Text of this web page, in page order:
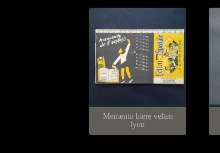
Memento biere velten
lyon